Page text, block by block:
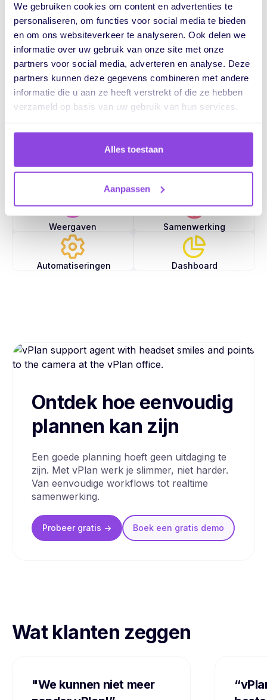
We gebruiken cookies om content en advertenties te
personaliseren, om functies voor social media te bieden
en om ons websiteverkeer te analyseren. Ook delen we
informatie over uw gebruik van onze site met onze
partners voor social media, adverteren en analyse. Deze
partners kunnen deze gegevens combineren met andere
informatie die u aan ze heeft verstrekt of die ze hebben
verzameld op basis van uw gebruik van hun services.
Alles toestaan
Aanpassen
Eén platform.
Eindeloos veel
mogelijkheden.
Voor meer overzicht, betere samenwerking en grip
op je hele proces
Weergaven Samenwerking
Automatiseringen Dashboard
Ontdek hoe eenvoudig
plannen kan zijn
Een goede planning hoeft geen uitdaging te
zijn. Met vPlan werk je slimmer, niet harder.
Van eenvoudige workflows tot realtime
samenwerking.
Probeer gratis -> Boek een gratis demo
Wat klanten zeggen
"We kunnen niet meer